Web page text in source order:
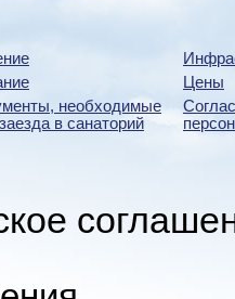
Цены
необходимые
в санаторий